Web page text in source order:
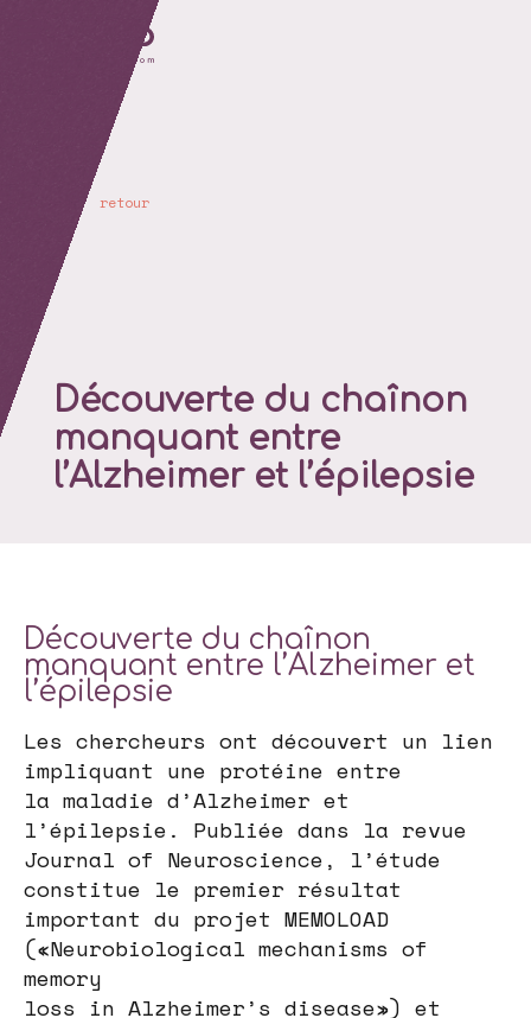
retour
Découverte du chaînon
manquant entre
l’Alzheimer et l’épilepsie
Découverte du chaînon
manquant entre l’Alzheimer et
l’épilepsie
Les chercheurs ont découvert un lien
impliquant une protéine entre
la maladie d’Alzheimer et
l’épilepsie. Publiée dans la revue
Journal of Neuroscience, l’étude
constitue le premier résultat
important du projet MEMOLOAD
(«Neurobiological mechanisms of
memory
loss in Alzheimer’s disease») et